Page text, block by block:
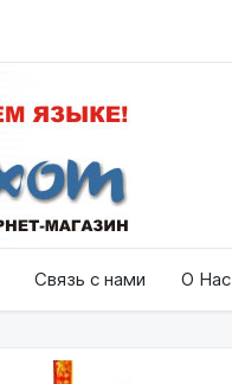
Связь с нами О Нас